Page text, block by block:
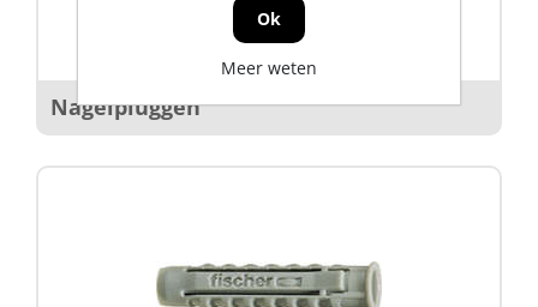
Nagelpluggen
Ok
Meer weten